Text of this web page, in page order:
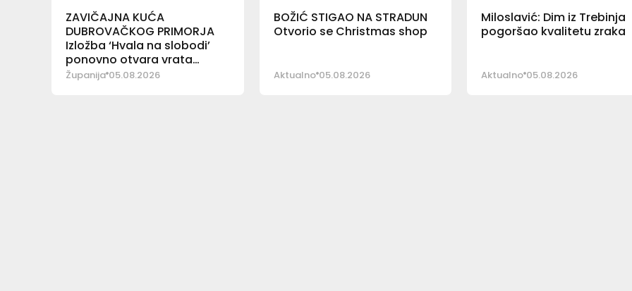
ZAVIČAJNA KUĆA
DUBROVAČKOG PRIMORJA
Izložba ‘Hvala na slobodi’
ponovno otvara vrata
posjetiteljima
Županija 05.08.2026
BOŽIĆ STIGAO NA STRADUN
Otvorio se Christmas shop
Aktualno 05.08.2026
Miloslavić: Dim iz Trebinja
pogoršao kvalitetu zraka
Aktualno 05.08.2026